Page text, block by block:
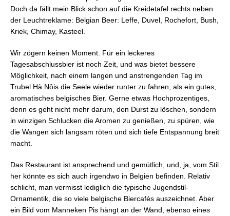
Doch da fällt mein Blick schon auf die Kreidetafel rechts neben
der Leuchtreklame: Belgian Beer: Leffe, Duvel, Rochefort, Bush,
Kriek, Chimay, Kasteel.
Wir zögern keinen Moment. Für ein leckeres
Tagesabschlussbier ist noch Zeit, und was bietet bessere
Möglichkeit, nach einem langen und anstrengenden Tag im
Trubel Hà Nộis die Seele wieder runter zu fahren, als ein gutes,
aromatisches belgisches Bier. Gerne etwas Hochprozentiges,
denn es geht nicht mehr darum, den Durst zu löschen, sondern
in winzigen Schlucken die Aromen zu genießen, zu spüren, wie
die Wangen sich langsam röten und sich tiefe Entspannung breit
macht.
Das Restaurant ist ansprechend und gemütlich, und, ja, vom Stil
her könnte es sich auch irgendwo in Belgien befinden. Relativ
schlicht, man vermisst lediglich die typische Jugendstil-
Ornamentik, die so viele belgische Biercafés auszeichnet. Aber
ein Bild vom Manneken Pis hängt an der Wand, ebenso eines